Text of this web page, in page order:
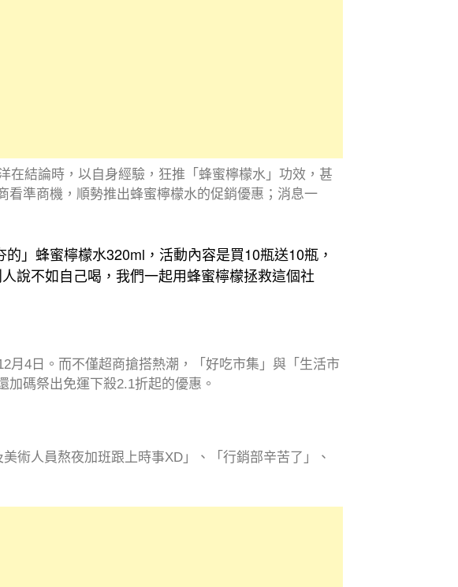
在結論時，以自身經驗，狂推「蜂蜜檸檬水」功效，甚
看準商機，順勢推出蜂蜜檸檬水的促銷優惠；消息一
」蜂蜜檸檬水320ml，活動內容是買10瓶送10瓶，
說不如自己喝，我們一起用蜂蜜檸檬拯救這個社
月4日。而不僅超商搶搭熱潮，「好吃市集」與「生活市
碼祭出免運下殺2.1折起的優惠。
術人員熬夜加班跟上時事XD」、「行銷部辛苦了」、